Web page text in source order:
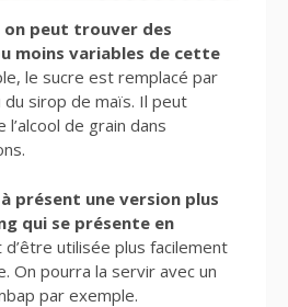
on peut trouver des
moins variables de cette
le sucre est remplacé par
sirop de maïs. Il peut
de grain dans
présent une version plus
qui se présente en
utilisée plus facilement
On pourra la servir avec un
par exemple.